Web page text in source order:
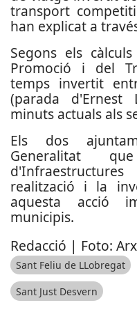
transport
han explicat a
Segons els
Promoció i del
temps invertit
(parada d'Ernest
minuts actuals als
Els dos
Generalitat
realització i la
aquesta acció
municipis.
Redacció | Foto:
Sant Feliu de LLobregat
Sant Just Desvern